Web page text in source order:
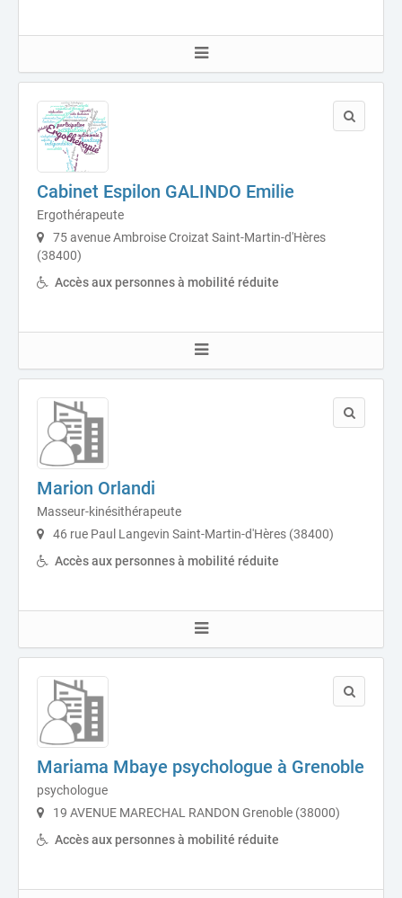
Cabinet Espilon GALINDO Emilie
Ergothérapeute
75 avenue Ambroise Croizat Saint-Martin-d'Hères
(38400)
Accès aux personnes à mobilité réduite
Marion Orlandi
Masseur-kinésithérapeute
46 rue Paul Langevin Saint-Martin-d'Hères (38400)
Accès aux personnes à mobilité réduite
Mariama Mbaye psychologue à Grenoble
psychologue
19 AVENUE MARECHAL RANDON Grenoble (38000)
Accès aux personnes à mobilité réduite